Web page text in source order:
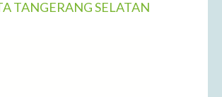
TANGERANG SELATAN